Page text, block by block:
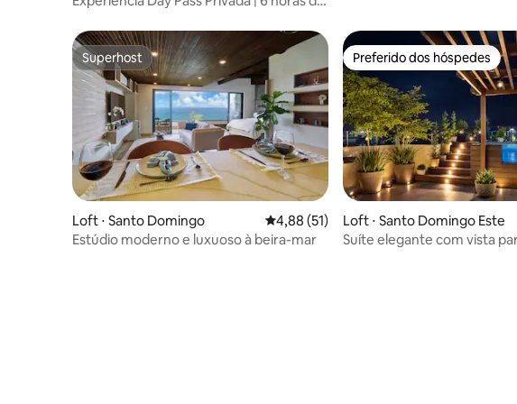
Superhost
Superhost
Loft ⋅ Santo Domingo 4,88 de uma avaliação média de 5, 51
4,88 (51)
Estúdio moderno e luxuoso à beira-mar
Preferido dos hóspedes
Preferido dos hóspedes
Loft ⋅ Santo Domingo Este
Suíte elegante com vista